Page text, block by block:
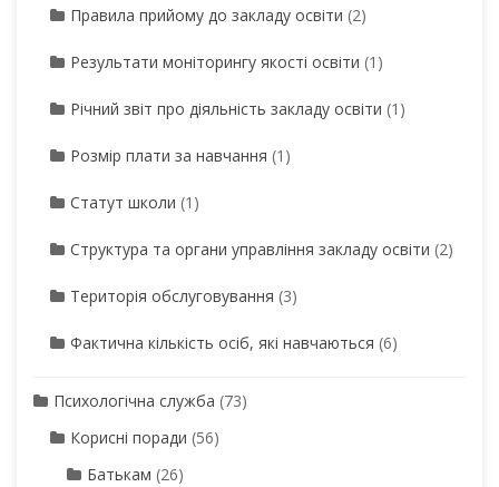
Правила прийому до закладу освіти (2)
Результати моніторингу якості освіти (1)
Річний звіт про діяльність закладу освіти (1)
Розмір плати за навчання (1)
Статут школи (1)
Структура та органи управління закладу освіти (2)
Територія обслуговування (3)
Фактична кількість осіб, які навчаються (6)
Психологічна служба (73)
Корисні поради (56)
Батькам (26)